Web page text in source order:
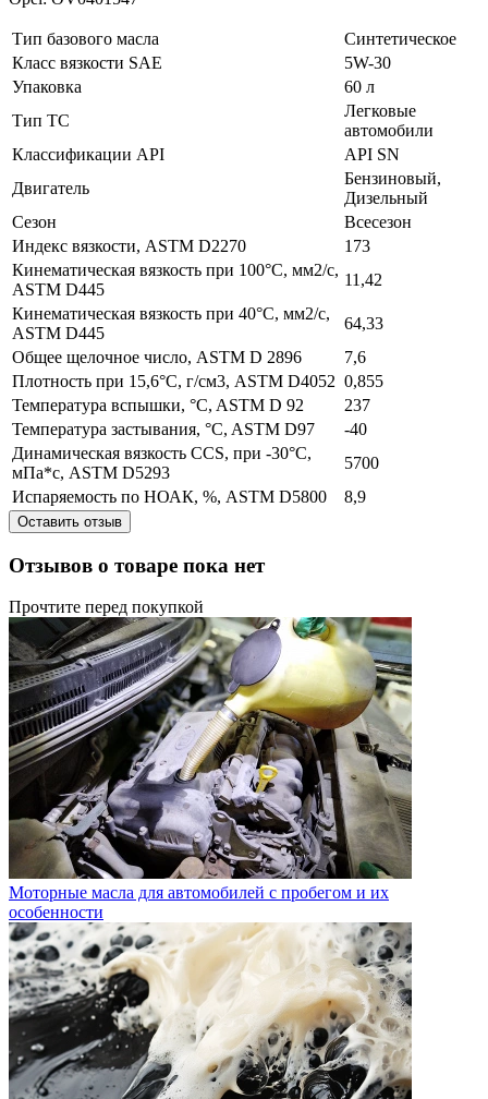
Тип базового масла
Синтетическое
Класс вязкости SAE
5W-30
Упаковка
60 л
Тип ТС
Легковые
автомобили
Классификации API
API SN
Двигатель
Бензиновый,
Дизельный
Сезон
Всесезон
Индекс вязкости, ASTM D2270
173
Кинематическая вязкость при 100°C, мм2/с,
ASTM D445
11,42
Кинематическая вязкость при 40°C, мм2/с,
ASTM D445
64,33
Общее щелочное число, ASTM D 2896
7,6
Плотность при 15,6°С, г/см3, ASTM D4052 0,855
Температура вспышки, °C, ASTM D 92
237
Температура застывания, °C, ASTM D97
-40
Динамическая вязкость ССS, при -30°С,
мПа*с, ASTM D5293
5700
Испаряемость по НОАК, %, ASTM D5800
8,9
Оставить отзыв
Отзывов о товаре пока нет
Прочтите перед покупкой
Моторные масла для автомобилей с пробегом и их
особенности